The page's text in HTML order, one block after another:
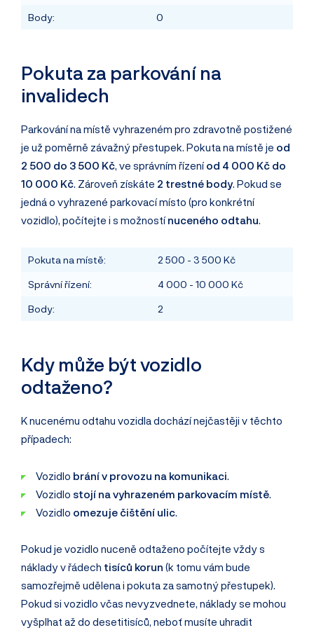
Body: 0
Pokuta za parkování na
invalidech
Parkování na místě vyhrazeném pro zdravotně postižené
je už poměrně závažný přestupek. Pokuta na místě je od
2 500 do 3 500 Kč, ve správním řízeníod 4 000 Kč do
10 000 Kč. Zároveň získáte 2 trestné body. Pokud se
jedná o vyhrazené parkovací místo (pro konkrétní
vozidlo), počítejte i s možnostínuceného odtahu.
Pokuta na místě: 2 500 - 3 500 Kč
Správní řízení: 4 000 - 10 000 Kč
Body: 2
Kdy může být vozidlo
odtaženo?
K nucenému odtahu vozidla dochází nejčastěji v těchto
případech:
Vozidlo brání v provozu na komunikaci
Vozidlo stojí na vyhrazeném parkovacím místě.
Vozidlo omezuje čištění ulic.
Pokud je vozidlo nuceně odtaženo počítejte vždy s
náklady v řádech tisíců korun (k tomu vám bude
samozřejmě udělena i pokuta za samotný přestupek).
Pokud si vozidlo včas nevyzvednete, náklady se mohou
vyšplhat až do desetitisíců, neboť musíte uhradit